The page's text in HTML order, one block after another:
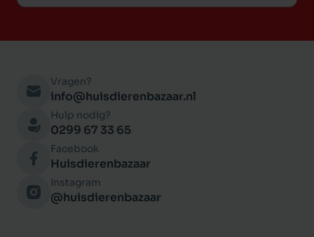
Vragen?
info@huisdierenbazaar.nl
Hulp nodig?
0299 67 33 65
Facebook
Huisdierenbazaar
Instagram
@huisdierenbazaar